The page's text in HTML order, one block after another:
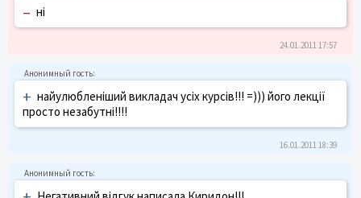
– ні
24.01.2011 17:57
+ найулюбленіший викладач усіх курсів!!! =))) його лекції
просто незабутні!!!!
16.01.2011 18:39